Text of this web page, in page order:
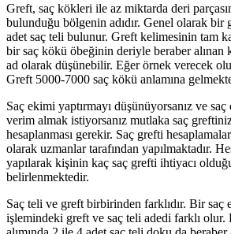
Greft, saç kökleri ile az miktarda deri
bulunduğu bölgenin adıdır. Genel olarak bir
adet saç teli bulunur. Greft kelimesinin tam
bir saç kökü öbeğinin deriyle beraber alınan
ad olarak düşünebilir. Eğer örnek verecek
Greft 5000-7000 saç kökü anlamına
Saç ekimi yaptırmayı düşünüyorsanız ve
verim almak istiyorsanız mutlaka saç
hesaplanması gerekir. Saç grefti
olarak uzmanlar tarafından yapılmaktadır.
yapılarak kişinin kaç saç grefti ihtiyacı
belirlenmektedir.
Saç teli ve greft birbirinden farklıdır. Bir saç
işlemindeki greft ve saç teli adedi farklı olur.